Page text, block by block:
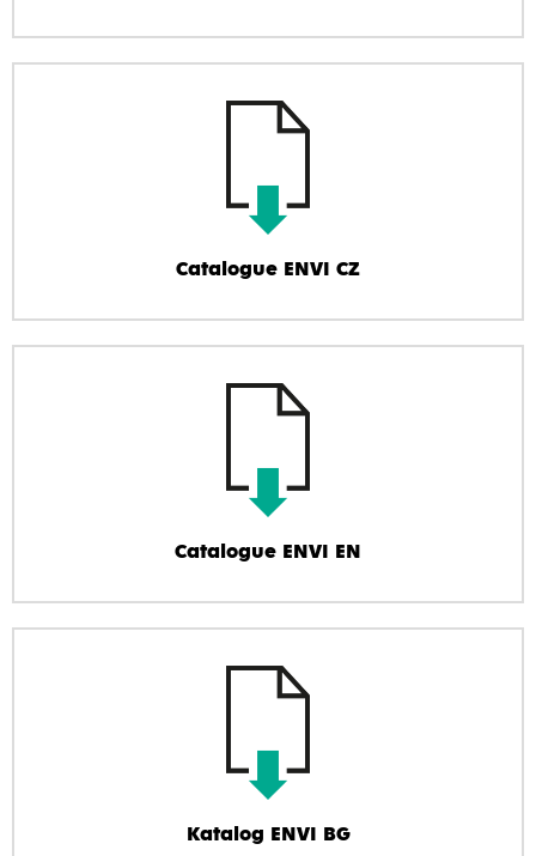
Catalogue ENVI CZ
Catalogue ENVI EN
Katalog ENVI BG